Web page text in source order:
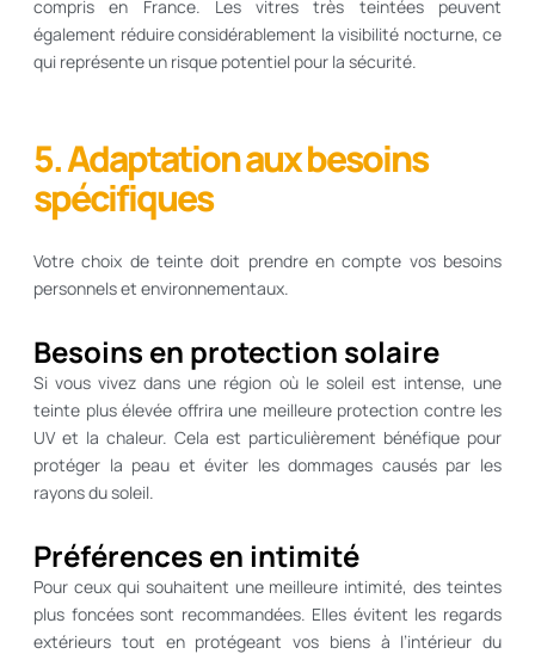
compris en France. Les vitres très teintées peuvent
également réduire considérablement la visibilité nocturne, ce
qui représente un risque potentiel pour la sécurité.
5. Adaptation aux besoins
spécifiques
Votre choix de teinte doit prendre en compte vos besoins
personnels et environnementaux.
Besoins en protection solaire
Si vous vivez dans une région où le soleil est intense, une
teinte plus élevée offrira une meilleure protection contre les
UV et la chaleur. Cela est particulièrement bénéfique pour
protéger la peau et éviter les dommages causés par les
rayons du soleil.
Préférences en intimité
Pour ceux qui souhaitent une meilleure intimité, des teintes
plus foncées sont recommandées. Elles évitent les regards
extérieurs tout en protégeant vos biens à l’intérieur du